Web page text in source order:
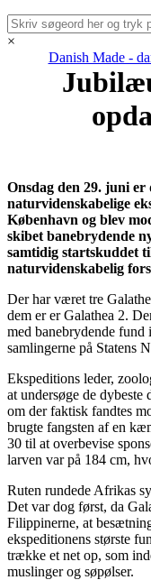
×
Danish Made -
Onsdag den 29. juni er
naturvidenskabelige
København og blev
skibet banebrydende
samtidig startskuddet
naturvidenskabelig
Der har været tre
dem er er Galathea 2.
med banebrydende fund
samlingerne på Statens
Ekspeditions leder,
at undersøge de dybeste
om der faktisk fandtes
brugte fangsten af en
30 til at overbevise
larven var på 184 cm,
Ruten rundede Afrikas
Det var dog først, da
Filippinerne, at
ekspeditionens største
trække et net op, som
muslinger og søpølser.